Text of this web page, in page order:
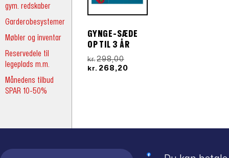
gym. redskaber
Garderobesystemer
Møbler og inventar
Reservedele til
legeplads m.m.
Månedens tilbud
SPAR 10-50%
GYNGE-SÆDE
OP TIL 3 ÅR
kr. 298,00Den
oprindelige
kr. 268,20Den